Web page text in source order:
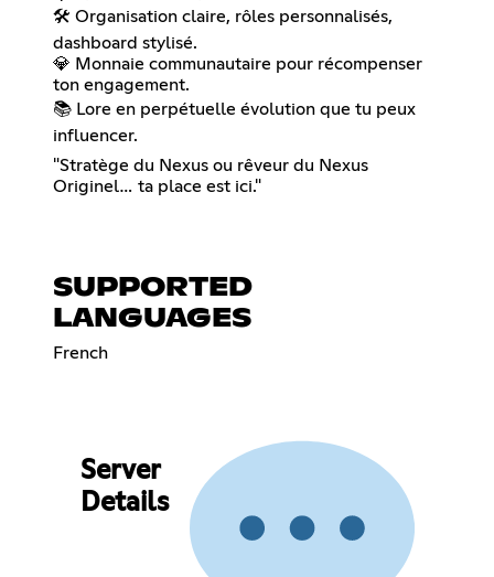
🛠️ Organisation claire, rôles personnalisés,
dashboard stylisé.
💎 Monnaie communautaire pour récompenser
ton engagement.
📚 Lore en perpétuelle évolution que tu peux
influencer.
"Stratège du Nexus ou rêveur du Nexus
Originel… ta place est ici."
SUPPORTED
LANGUAGES
French
Server
Details